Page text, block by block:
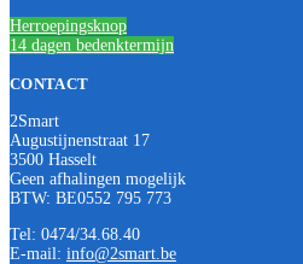
Herroepingsknop
14 dagen bedenktermijn
CONTACT
2Smart
Augustijnenstraat 17
3500 Hasselt
Geen afhalingen mogelijk
BTW: BE0552 795 773
Tel: 0474/34.68.40
E-mail: info@2smart.be